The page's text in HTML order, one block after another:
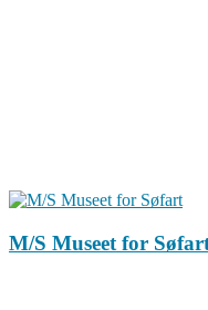
M/S Museet for